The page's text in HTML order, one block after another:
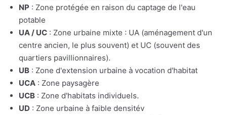
NP : Zone protégée en raison du captage de l'eau
potable
UA / UC : Zone urbaine mixte : UA (aménagement d'un
centre ancien, le plus souvent) et UC (souvent des
quartiers pavillionnaires).
UB : Zone d'extension urbaine à vocation d'habitat
UCA : Zone paysagère
UCB : Zone d'habitats individuels.
UD : Zone urbaine à faible densitév